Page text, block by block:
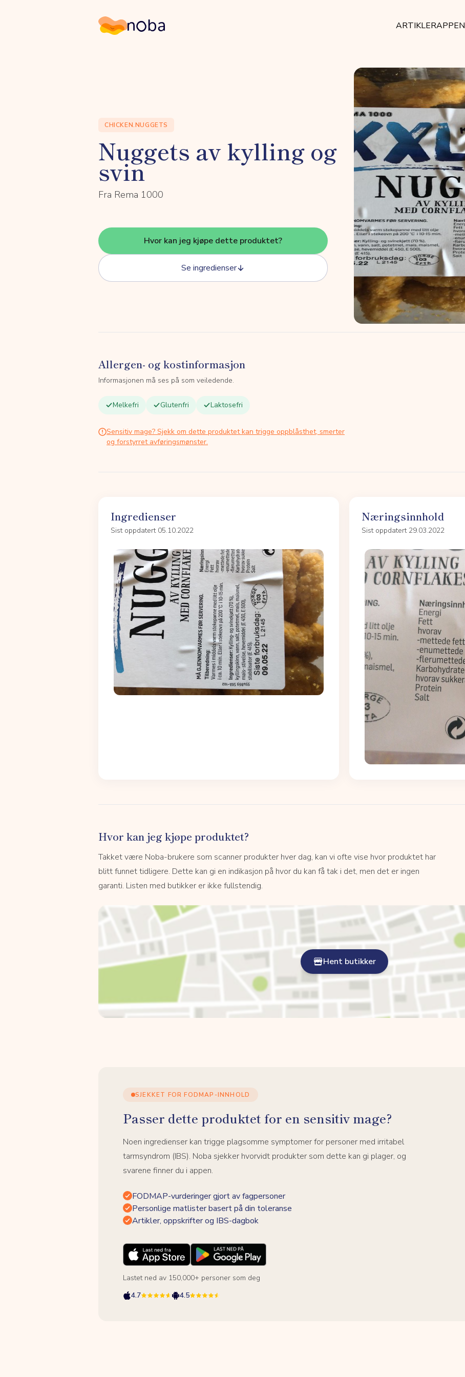
Noba ARTIKLERAPPEN
CHICKEN.NUGGETS
Nuggets av kylling og
svin
Fra Rema 1000
Hvor kan jeg kjøpe dette produktet?
Se ingredienser
Allergen- og kostinformasjon
Informasjonen må ses på som veiledende.
Melkefri Glutenfri Laktosefri
Sensitiv mage? Sjekk om dette produktet kan trigge oppblåsthet, smerter
og forstyrret avføringsmønster.
Ingredienser
Sist oppdatert 05.10.2022
Næringsinnhold
Sist oppdatert 29.03.2022
Hvor kan jeg kjøpe produktet?
Takket være Noba-brukere som scanner produkter hver dag, kan vi ofte vise hvor produktet har
blitt funnet tidligere. Dette kan gi en indikasjon på hvor du kan få tak i det, men det er ingen
garanti. Listen med butikker er ikke fullstendig.
Hent butikker
SJEKKET FOR FODMAP-INNHOLD
Passer dette produktet for en sensitiv mage?
Noen ingredienser kan trigge plagsomme symptomer for personer med irritabel
tarmsyndrom (IBS). Noba sjekker hvorvidt produkter som dette kan gi plager, og
svarene finner du i appen.
FODMAP-vurderinger gjort av fagpersoner
Personlige matlister basert på din toleranse
Artikler, oppskrifter og IBS-dagbok
Lastet ned av 150,000+ personer som deg
4.7
4.5